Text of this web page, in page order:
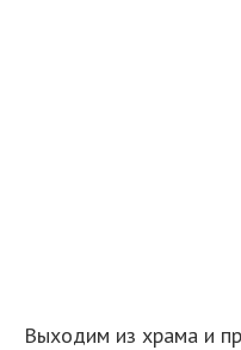
Выходим из храма и